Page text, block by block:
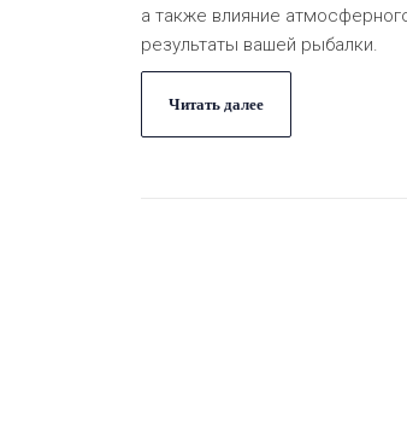
а также влияние
результаты вашей рыбалки.
Читать далее